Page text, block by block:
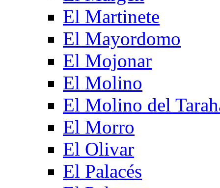
El Martinete
El Mayordomo
El Mojonar
El Molino
El Molino del
El Morro
El Olivar
El Palacés